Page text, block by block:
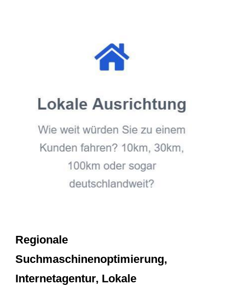
Regionale
Suchmaschinenoptimierung,
Internetagentur, Lokale